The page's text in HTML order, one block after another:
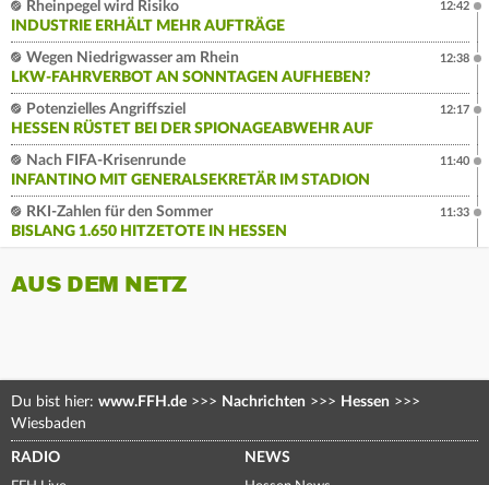
Rheinpegel wird Risiko
INDUSTRIE ERHÄLT MEHR AUFTRÄGE
12:42
Wegen Niedrigwasser am Rhein
LKW-FAHRVERBOT AN SONNTAGEN AUFHEBEN?
12:38
Potenzielles Angriffsziel
HESSEN RÜSTET BEI DER SPIONAGEABWEHR AUF
12:17
Nach FIFA-Krisenrunde
INFANTINO MIT GENERALSEKRETÄR IM STADION
11:40
RKI-Zahlen für den Sommer
BISLANG 1.650 HITZETOTE IN HESSEN
11:33
AUS DEM NETZ
Du bist hier: www.FFH.de >>> Nachrichten >>> Hessen >>>
Wiesbaden
RADIO NEWS